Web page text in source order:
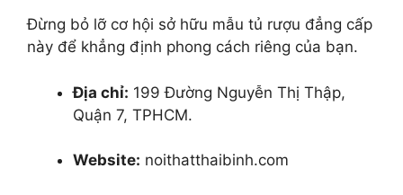
Đừng bỏ lỡ cơ hội sở hữu mẫu tủ rượu đẳng cấp
này để khẳng định phong cách riêng của bạn.
Địa chỉ: 199 Đường Nguyễn Thị Thập,
Quận 7, TPHCM.
Website: noithatthaibinh.com